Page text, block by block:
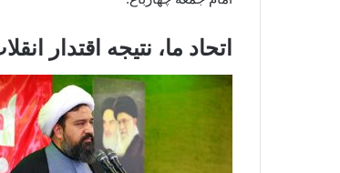
اتحاد ما، نتیجه اقتدار